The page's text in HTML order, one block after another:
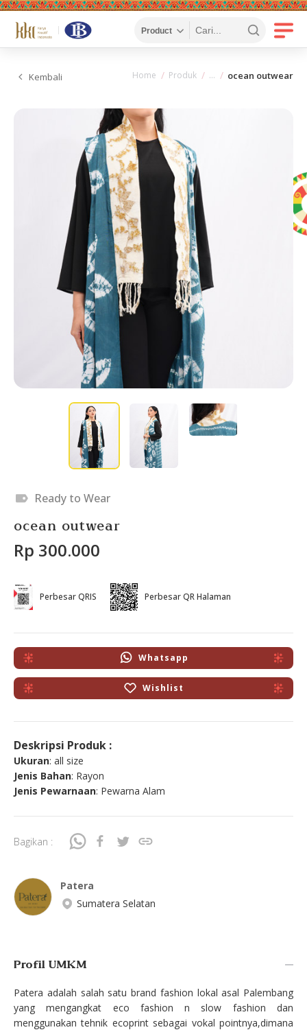
Kembali Home Produk ocean outwear
Ready to Wear
ocean outwear
Rp 300.000
Perbesar QRIS Perbesar QR Halaman
Whatsapp
Wishlist
Deskripsi Produk :
Ukuran: all size
Jenis Bahan: Rayon
Jenis Pewarnaan: Pewarna Alam
Bagikan :
Patera
Sumatera Selatan
Profil UMKM
Patera adalah salah satu brand fashion lokal asal Palembang
yang mengangkat eco fashion n slow fashion dan
menggunakan tehnik ecoprint sebagai vokal pointnya,dimana